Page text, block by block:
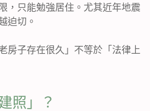
，只能勉強居住。尤其近年地震
迫切。
房子存在很久」不等於「法律上
照」？